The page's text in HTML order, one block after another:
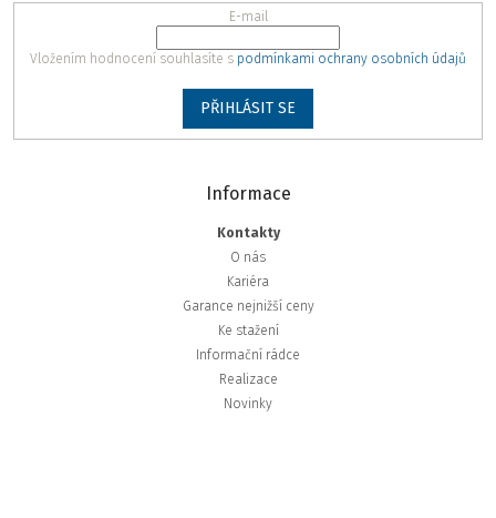
E-mail
Vložením hodnocení souhlasíte s podmínkami ochrany osobních údajů
PŘIHLÁSIT SE
Informace
Kontakty
O nás
Kariéra
Garance nejnižší ceny
Ke stažení
Informační rádce
Realizace
Novinky